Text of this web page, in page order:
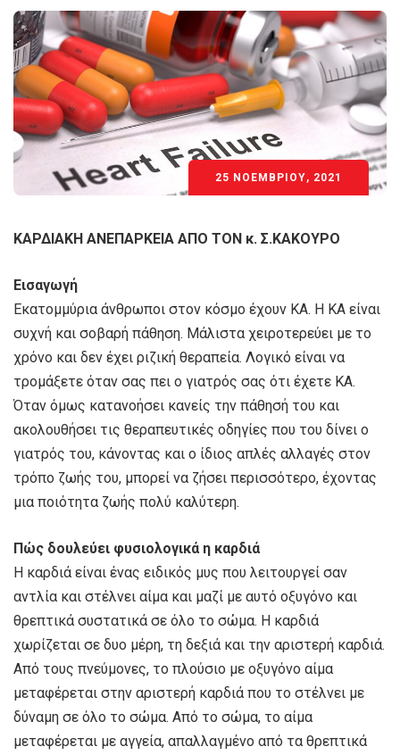
25 ΝΟΕΜΒΡΊΟΥ, 2021
ΚΑΡΔΙΑΚΗ ΑΝΕΠΑΡΚΕΙΑ ΑΠΟ ΤΟΝ κ. Σ.ΚΑΚΟΥΡΟ
Εισαγωγή
Εκατομμύρια άνθρωποι στον κόσμο έχουν ΚΑ. Η ΚΑ είναι
συχνή και σοβαρή πάθηση. Μάλιστα χειροτερεύει με το
χρόνο και δεν έχει ριζική θεραπεία. Λογικό είναι να
τρομάξετε όταν σας πει ο γιατρός σας ότι έχετε ΚΑ.
Όταν όμως κατανοήσει κανείς την πάθησή του και
ακολουθήσει τις θεραπευτικές οδηγίες που του δίνει ο
γιατρός του, κάνοντας και ο ίδιος απλές αλλαγές στον
τρόπο ζωής του, μπορεί να ζήσει περισσότερο, έχοντας
μια ποιότητα ζωής πολύ καλύτερη.
Πώς δουλεύει φυσιολογικά η καρδιά
Η καρδιά είναι ένας ειδικός μυς που λειτουργεί σαν
αντλία και στέλνει αίμα και μαζί με αυτό οξυγόνο και
θρεπτικά συστατικά σε όλο το σώμα. Η καρδιά
χωρίζεται σε δυο μέρη, τη δεξιά και την αριστερή καρδιά.
Από τους πνεύμονες, το πλούσιο με οξυγόνο αίμα
μεταφέρεται στην αριστερή καρδιά που το στέλνει με
δύναμη σε όλο το σώμα. Από το σώμα, το αίμα
μεταφέρεται με αγγεία, απαλλαγμένο από τα θρεπτικά